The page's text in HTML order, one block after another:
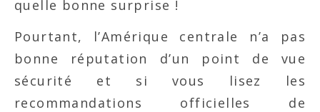
quelle bonne surprise !
Pourtant, l’Amérique centrale n’a pas
bonne réputation d’un point de vue
sécurité et si vous lisez les
recommandations officielles de